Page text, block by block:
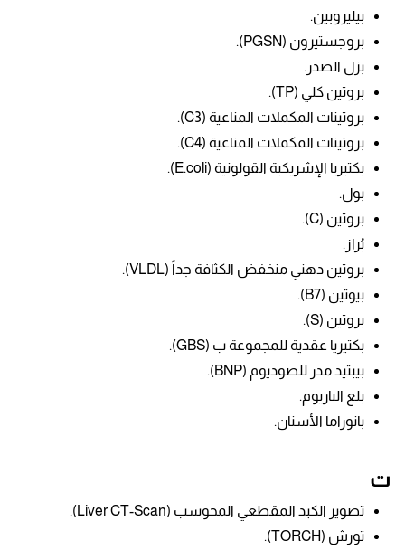
بيليروبين.
بروجستيرون (PGSN).
بزل الصدر.
بروتين كلي (TP).
بروتينات المكملات المناعية (C3).
بروتينات المكملات المناعية (C4).
بكتيريا الإشريكية القولونية (E.coli).
بول.
بروتين (C).
بُراز.
بروتين دهني منخفض الكثافة جداً (VLDL).
بيوتين (B7).
بروتين (S).
بكتيريا عقدية للمجموعة ب (GBS).
بيبتيد مدر للصوديوم (BNP).
بلع الباريوم.
بانوراما الأسنان.
ت
تصوير الكبد المقطعي المحوسب (Liver CT-Scan).
تورش (TORCH).